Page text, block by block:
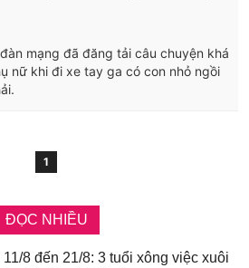
mạng đã đăng tải câu chuyện khá
nữ khi đi xe tay ga có con nhỏ ngồi
1
ĐỌC NHIỀU
8 đến 21/8: 3 tuổi xông việc xuôi